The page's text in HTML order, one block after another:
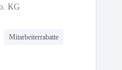
KG
Mitarbeiterrabatte